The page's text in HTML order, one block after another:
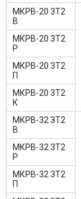
МКРВ-20 3Т2
В
МКРВ-20 3Т2
Р
МКРВ-20 3Т2
П
МКРВ-20 3Т2
К
МКРВ-32 ЗТ2
В
МКРВ-32 3Т2
Р
МКРВ-32 3Т2
П